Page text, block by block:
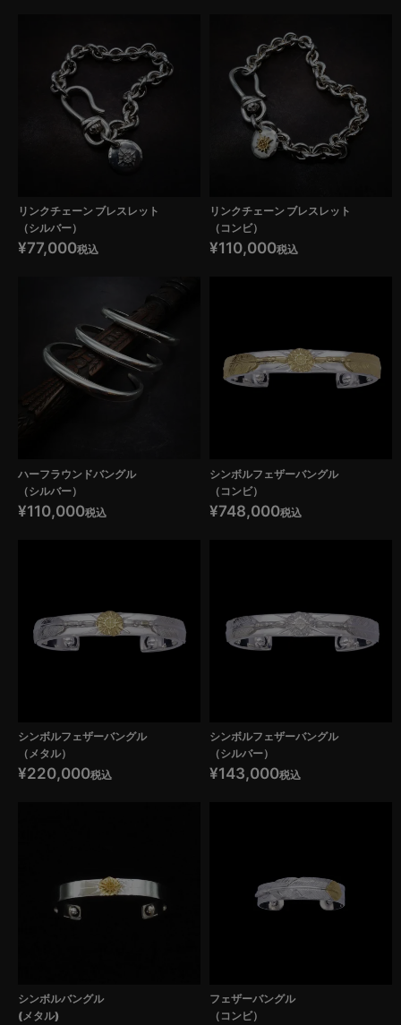
リンクチェーン ブレスレット
（シルバー）
¥77,000税込
リンクチェーン ブレスレット
（コンビ）
¥110,000税込
ハーフラウンドバングル
（シルバー）
¥110,000税込
シンボルフェザーバングル
（コンビ）
¥748,000税込
シンボルフェザーバングル
（メタル）
¥220,000税込
シンボルフェザーバングル
（シルバー）
¥143,000税込
シンボルバングル
(メタル)
フェザーバングル
（コンビ）